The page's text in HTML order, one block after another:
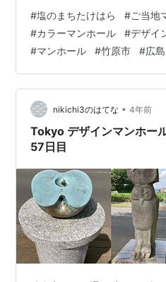
#塩のまちたけはら #ご当地
#カラーマンホール #デザイ
#マンホール #竹原市 #広島
nikichi3のはてな • 4年前
Tokyo デザインマンホー
57日目